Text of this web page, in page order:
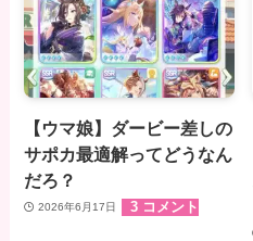
【ウマ娘】ダービー差しの
サポカ最適解ってどうなん
だろ？
2026年6月17日 3 コメント